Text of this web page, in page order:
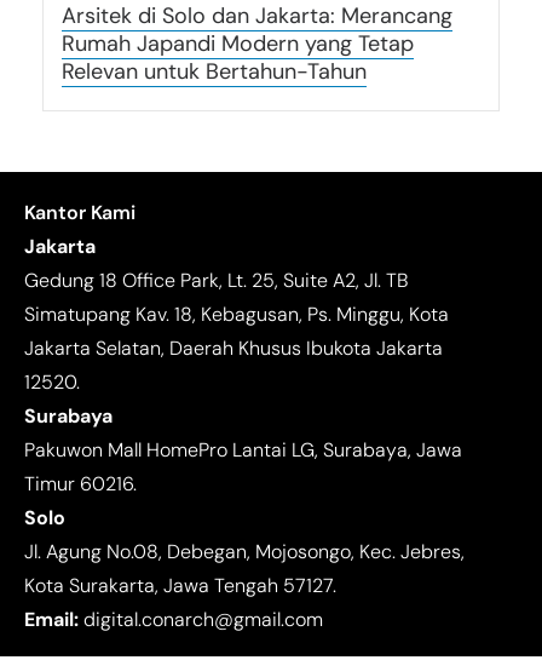
Arsitek di Solo dan Jakarta: Merancang
Rumah Japandi Modern yang Tetap
Relevan untuk Bertahun-Tahun
Kantor Kami
Jakarta
Gedung 18 Office Park, Lt. 25, Suite A2, Jl. TB
Simatupang Kav. 18, Kebagusan, Ps. Minggu, Kota
Jakarta Selatan, Daerah Khusus Ibukota Jakarta
12520.
Surabaya
Pakuwon Mall HomePro Lantai LG, Surabaya, Jawa
Timur 60216.
Solo
Jl. Agung No.08, Debegan, Mojosongo, Kec. Jebres,
Kota Surakarta, Jawa Tengah 57127.
Email:digital.conarch@gmail.com